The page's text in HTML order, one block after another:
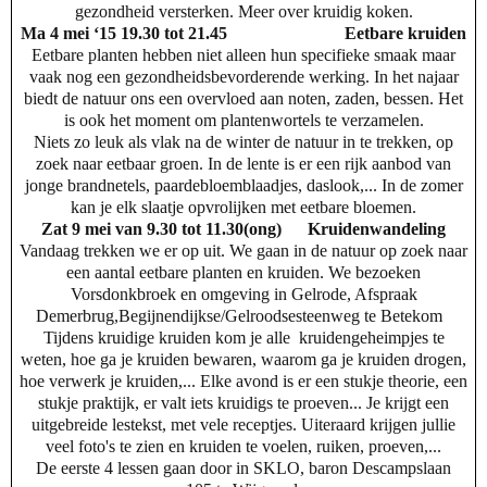
gezondheid versterken. Meer over kruidig koken.
Ma 4 mei ‘15 19.30 tot 21.45
Eetbare kruiden
Eetbare planten hebben niet alleen hun specifieke smaak maar
vaak nog een gezondheidsbevorderende werking. In het najaar
biedt de natuur ons een overvloed aan noten, zaden, bessen. Het
is ook het moment om plantenwortels te verzamelen.
Niets zo leuk als vlak na de winter de natuur in te trekken, op
zoek naar eetbaar groen. In de lente is er een rijk aanbod van
jonge brandnetels, paardebloemblaadjes, daslook,... In de zomer
kan je elk slaatje opvrolijken met eetbare bloemen.
Zat 9 mei van 9.30 tot 11.30(ong)
Kruidenwandeling
Vandaag trekken we er op uit. We gaan in de natuur op zoek naar
een aantal eetbare planten en kruiden. We bezoeken
Vorsdonkbroek en omgeving in Gelrode, Afspraak
Demerbrug,Begijnendijkse/Gelroodsesteenweg te Betekom
Tijdens kruidige kruiden kom je alle kruidengeheimpjes te
weten, hoe ga je kruiden bewaren, waarom ga je kruiden drogen,
hoe verwerk je kruiden,... Elke avond is er een stukje theorie, een
stukje praktijk, er valt iets kruidigs te proeven... Je krijgt een
uitgebreide lestekst, met vele receptjes. Uiteraard krijgen jullie
veel foto's te zien en kruiden te voelen, ruiken, proeven,...
De eerste 4 lessen gaan door in SKLO, baron Descampslaan